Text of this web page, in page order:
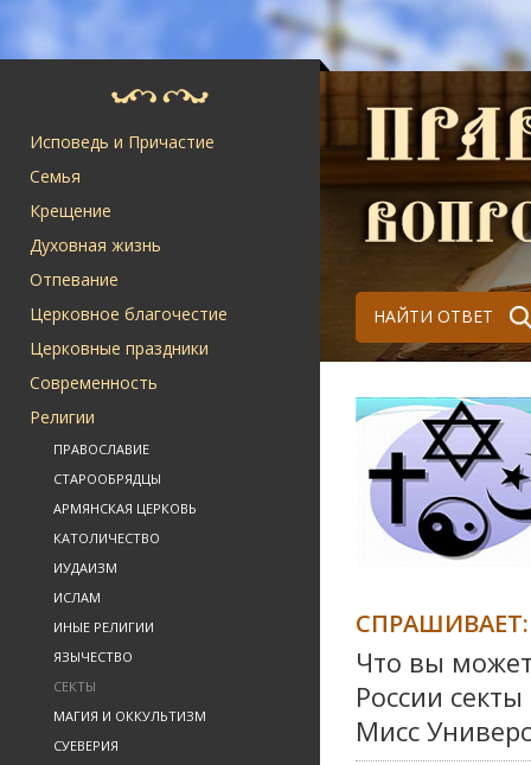
Исповедь и Причастие
Семья
Крещение
Духовная жизнь
Отпевание
Церковное благочестие
Церковные праздники
Современность
Религии
ПРАВОСЛАВИЕ
СТАРООБРЯДЦЫ
АРМЯНСКАЯ ЦЕРКОВЬ
КАТОЛИЧЕСТВО
ИУДАИЗМ
ИСЛАМ
ИНЫЕ РЕЛИГИИ
ЯЗЫЧЕСТВО
СЕКТЫ
МАГИЯ И ОККУЛЬТИЗМ
СУЕВЕРИЯ
НАЙТИ ОТВЕТ
СПРАШИВАЕТ:
Что вы
России
Мисс